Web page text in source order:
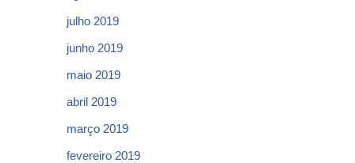
julho 2019
junho 2019
maio 2019
abril 2019
março 2019
fevereiro 2019